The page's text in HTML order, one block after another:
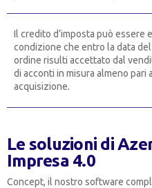
Il credito d’imposta può essere
condizione che entro la data
ordine risulti accettato dal
di acconti in misura almeno
acquisizione.
Le soluzioni di
Impresa 4.0
Concept, il nostro software